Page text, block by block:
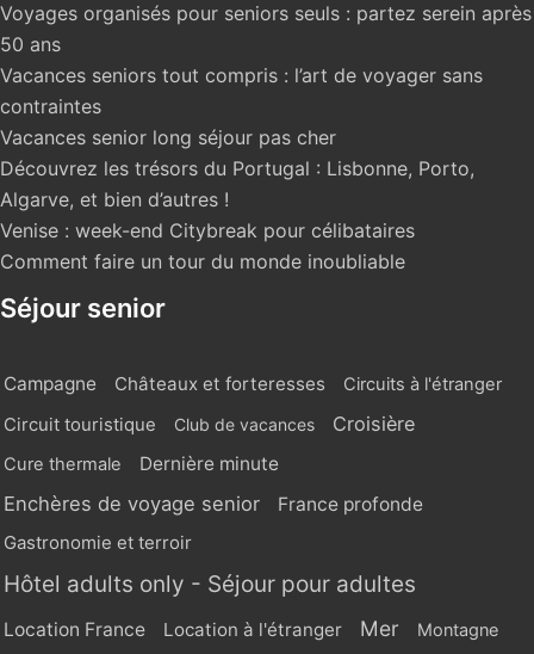
Voyages organisés pour seniors seuls : partez serein après
50 ans
Vacances seniors tout compris : l’art de voyager sans
contraintes
Vacances senior long séjour pas cher
Découvrez les trésors du Portugal : Lisbonne, Porto,
Algarve, et bien d’autres !
Venise : week-end Citybreak pour célibataires
Comment faire un tour du monde inoubliable
Séjour senior
Campagne Châteaux et forteresses
Circuits à l'étranger
Circuit touristique
Club de vacances Croisière
Cure thermale Dernière minute
Enchères de voyage senior
France profonde
Gastronomie et terroir
Hôtel adults only - Séjour pour adultes
Location France Location à l'étranger Mer Montagne